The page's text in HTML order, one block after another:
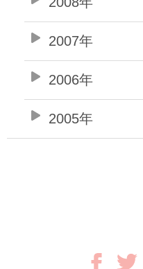
2007年
2006年
2005年